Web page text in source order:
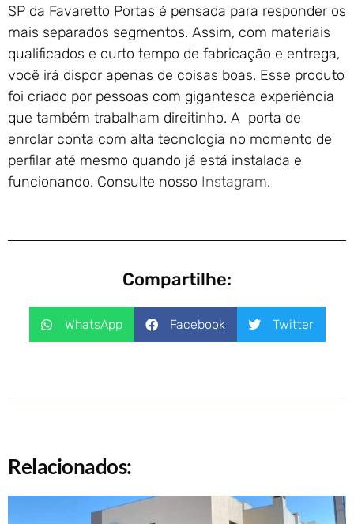
SP da Favaretto Portas é pensada para responder os
mais separados segmentos. Assim, com materiais
qualificados e curto tempo de fabricação e entrega,
você irá dispor apenas de coisas boas. Esse produto
foi criado por pessoas com gigantesca experiência
que também trabalham direitinho. A porta de
enrolar conta com alta tecnologia no momento de
perfilar até mesmo quando já está instalada e
funcionando. Consulte nosso Instagram.
Compartilhe:
WhatsApp Facebook Twitter
Relacionados: